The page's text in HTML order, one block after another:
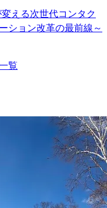
える次世代コンタク
ション改革の最前線～
覧